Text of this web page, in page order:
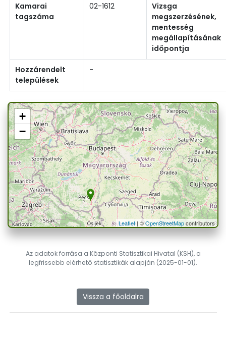
Kamarai
tagszáma
02-1612
Vizsga
megszerzésének,
mentesség
megállapításának
időpontja
Hozzárendelt
települések
-
+
−
Leaflet| ©OpenStreetMapcontributors
Az adatok forrása a Központi Statisztikai Hivatal (KSH), a
legfrissebb elérhető statisztikák alapján (2025-01-01).
Vissza a főoldalra